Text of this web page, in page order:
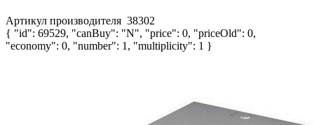
Артикул производителя 38302
{ "id": 69529, "canBuy": "N", "price": 0, "priceOld": 0,
"economy": 0, "number": 1, "multiplicity": 1 }